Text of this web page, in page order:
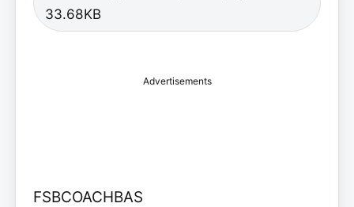
33.68KB
Advertisements
FSBCOACHBAS